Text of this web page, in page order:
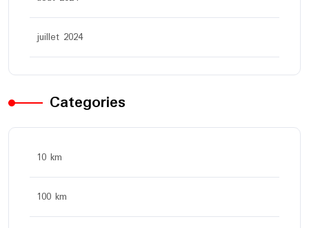
juillet 2024
Categories
10 km
100 km